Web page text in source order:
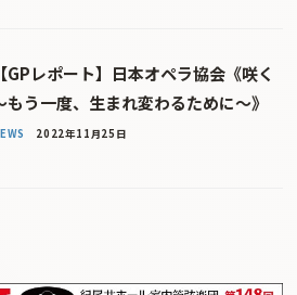
【GPレポート】日本オペラ協会《咲く
もう一度、生まれ変わるために～》
2022年11月25日